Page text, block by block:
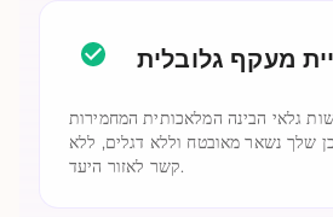
מעקף גלובלית
גלאי הבינה המלאכותית המחמירות
שלך נשאר מאובטח וללא דגלים, ללא
קשר לאזור היעד.